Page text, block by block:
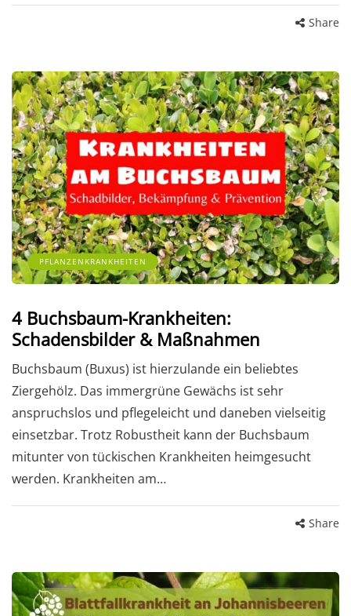
Share
PFLANZENKRANKHEITEN
4 Buchsbaum-Krankheiten:
Schadensbilder & Maßnahmen
Buchsbaum (Buxus) ist hierzulande ein beliebtes
Ziergehölz. Das immergrüne Gewächs ist sehr
anspruchslos und pflegeleicht und daneben vielseitig
einsetzbar. Trotz Robustheit kann der Buchsbaum
mitunter von tückischen Krankheiten heimgesucht
werden. Krankheiten am…
Share